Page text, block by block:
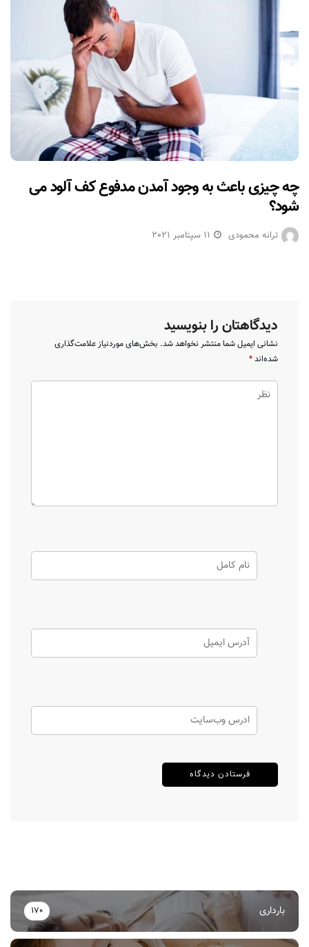
چه چیزی باعث به وجود آمدن مدفوع کف آلود می
شود؟
ترانه محمودی 11 سپتامبر 2021
دیدگاهتان را بنویسید
نشانی ایمیل شما منتشر نخواهد شد. بخش‌های موردنیاز علامت‌گذاری
شده‌اند*
بارداری 170